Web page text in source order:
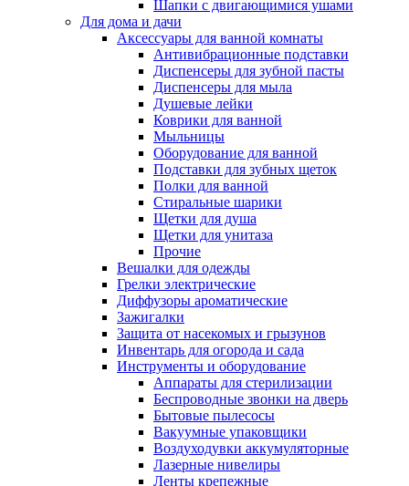
Шапки с двигающимися ушами
Для дома и дачи
Аксессуары для ванной комнаты
Антивибрационные подставки
Диспенсеры для зубной пасты
Диспенсеры для мыла
Душевые лейки
Коврики для ванной
Мыльницы
Оборудование для ванной
Подставки для зубных щеток
Полки для ванной
Стиральные шарики
Щетки для душа
Щетки для унитаза
Прочие
Вешалки для одежды
Грелки электрические
Диффузоры ароматические
Зажигалки
Защита от насекомых и грызунов
Инвентарь для огорода и сада
Инструменты и оборудование
Аппараты для стерилизации
Беспроводные звонки на дверь
Бытовые пылесосы
Вакуумные упаковщики
Воздуходувки аккумуляторные
Лазерные нивелиры
Ленты крепежные